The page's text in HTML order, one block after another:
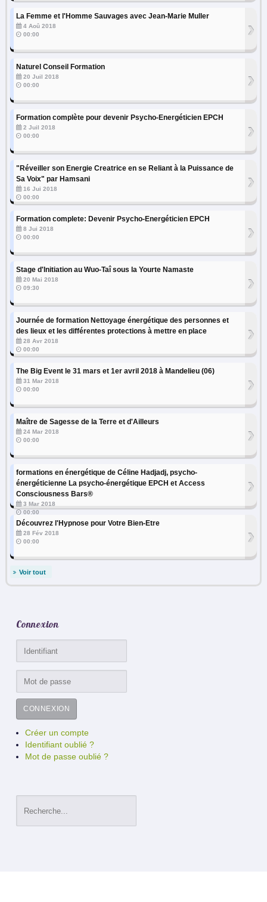
La Femme et l'Homme Sauvages avec Jean-Marie Muller
4 Aoû 2018
00:00
›
Naturel Conseil Formation
20 Juil 2018
00:00
›
Formation complète pour devenir Psycho-Energéticien EPCH
2 Juil 2018
00:00
›
"Réveiller son Energie Creatrice en se Reliant à la Puissance de
Sa Voix" par Hamsani
16 Jui 2018
00:00
›
Formation complete: Devenir Psycho-Energéticien EPCH
8 Jui 2018
00:00
›
Stage d'Initiation au Wuo-Taî sous la Yourte Namaste
20 Mai 2018
09:30
›
Journée de formation Nettoyage énergétique des personnes et
des lieux et les différentes protections à mettre en place
28 Avr 2018
00:00
›
The Big Event le 31 mars et 1er avril 2018 à Mandelieu (06)
31 Mar 2018
00:00
›
Maître de Sagesse de la Terre et d'Ailleurs
24 Mar 2018
00:00
›
formations en énergétique de Céline Hadjadj, psycho-
énergéticienne La psycho-énergétique EPCH et Access
Consciousness Bars®
3 Mar 2018
00:00
›
Découvrez l'Hypnose pour Votre Bien-Etre
28 Fév 2018
00:00
›
Voir tout
Connexion
CONNEXION
Créer un compte
Identifiant oublié ?
Mot de passe oublié ?